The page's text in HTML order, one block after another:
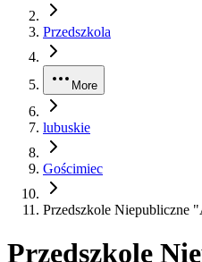
Przedszkola
More
lubuskie
Gościmiec
Przedszkole Niepubliczne
Przedszkole